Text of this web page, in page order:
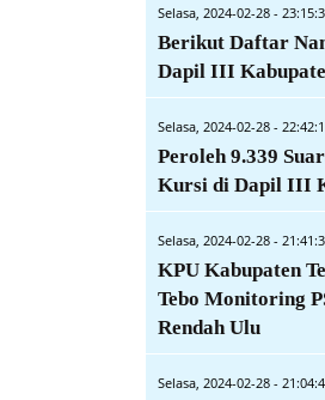
Selasa, 2024-02-28 -
Berikut Daftar
Dapil III
Selasa, 2024-02-28 -
Peroleh 9.339
Kursi di Dapil III
Selasa, 2024-02-28 -
KPU Kabupaten
Tebo Monitoring
Rendah Ulu
Selasa, 2024-02-28 -